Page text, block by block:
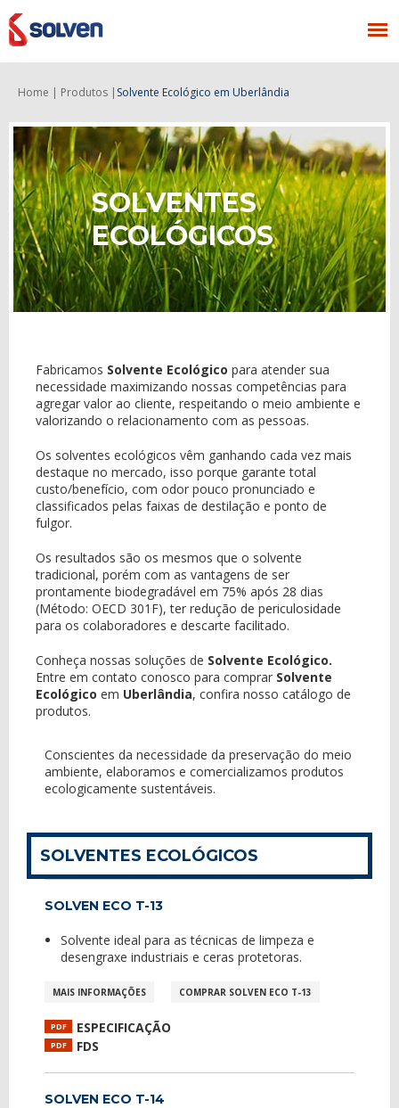
Home | Produtos | Solvente Ecológico em Uberlândia
SOLVENTES
ECOLÓGICOS
Fabricamos Solvente Ecológico para atender sua
necessidade maximizando nossas competências para
agregar valor ao cliente, respeitando o meio ambiente e
valorizando o relacionamento com as pessoas.
Os solventes ecológicos vêm ganhando cada vez mais
destaque no mercado, isso porque garante total
custo/benefício, com odor pouco pronunciado e
classificados pelas faixas de destilação e ponto de
fulgor.
Os resultados são os mesmos que o solvente
tradicional, porém com as vantagens de ser
prontamente biodegradável em 75% após 28 dias
(Método: OECD 301F), ter redução de periculosidade
para os colaboradores e descarte facilitado.
Conheça nossas soluções de Solvente Ecológico.
Entre em contato conosco para comprar Solvente
Ecológico em Uberlândia, confira nosso catálogo de
produtos.
Conscientes da necessidade da preservação do meio
ambiente, elaboramos e comercializamos produtos
ecologicamente sustentáveis.
SOLVENTES ECOLÓGICOS
SOLVEN ECO T-13
Solvente ideal para as técnicas de limpeza e
desengraxe industriais e ceras protetoras.
MAIS INFORMAÇÕES COMPRAR SOLVEN ECO T-13
PDF ESPECIFICAÇÃO
PDF FDS
SOLVEN ECO T-14